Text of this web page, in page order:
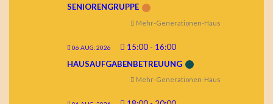
SENIORENGRUPPE
Mehr-Generationen-Haus
06 AUG. 2026 15:00 - 16:00
HAUSAUFGABENBETREUUNG
Mehr-Generationen-Haus